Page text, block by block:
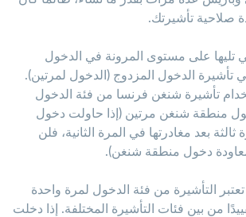
صلاحية تأشيرتك.
تليها على مستوى المرونة في الدخول
تأشيرة الدخول المزدوج (الدخول لمرتين).
تأشيرة شنغن فرنسا من فئة الدخول
منطقة شنغن مرتين (إذا حاولت دخول
ثالثة بعد مغادرتها في المرة الثانية، فلن
دخول منطقة شنغن).
التأشيرة من فئة الدخول لمرة واحدة
من بين فئات التأشيرة المختلفة. إذا دخلت